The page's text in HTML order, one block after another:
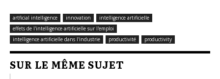
artficial intelligence innovation
intelligence artificielle
effets de l'intelligence artificielle sur l'emploi
intelligence artificielle dans l'industrie
productivité productivity
SUR LE MÊME SUJET